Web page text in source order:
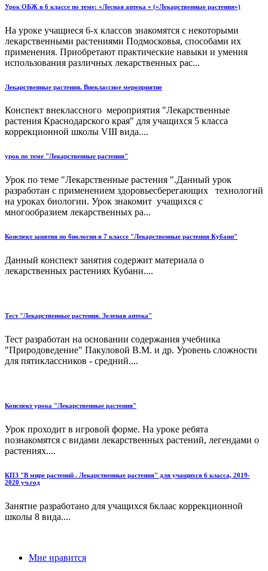
Урок ОБЖ в 6 классе по теме: «Лесная аптека » («Лекарственные растения»)
На уроке учащиеся 6-х классов знакомятся с некоторыми
лекарственными растениями Подмосковья, способами их
применения. Приобретают практические навыки и умения
использования различных лекарственных рас...
Лекарственные растения. Внеклассное мероприятие
Конспект внеклассного мероприятия "Лекарственные
растения Краснодарского края" для учащихся 5 класса
коррекционной школы VIII вида....
урок по теме "Лекарственные растения"
Урок по теме "Лекарственные растения ".Данный урок
разработан с применением здоровьесберегающих технологий
на уроках биологии. Урок знакомит учащихся с
многообразием лекарственных ра...
Конспект занятия по биологии в 7 классе "Лекарственные растения Кубани"
Данный конспект занятия содержит материала о
лекарственных растениях Кубани....
Тест "Лекарственные растения. Зеленая аптека"
Тест разработан на основании содержания учебника
"Природоведение" Пакуловой В.М. и др. Уровень сложности
для пятиклассников - средний....
Конспект урока "Лекарственные растения"
Урок проходит в игровой форме. На уроке ребята
познакомятся с видами лекарственных растений, легендами о
растениях....
КПЗ "В мире растений . Лекарственные растения" для учащихся 6 класса, 2019-
2020 уч.год
Занятие разработано для учащихся 6клаас коррекционной
школы 8 вида....
Мне нравится